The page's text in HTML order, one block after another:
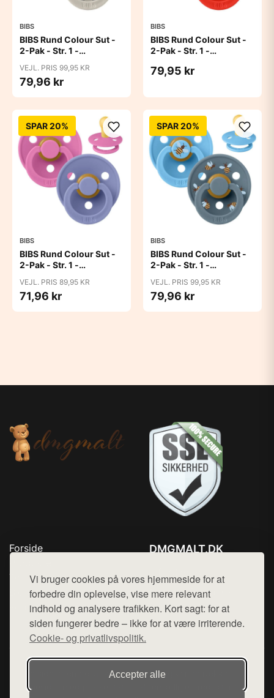
Vi bruger cookies på vores hjemmeside for at
forbedre din oplevelse, vise mere relevant
indhold og analysere trafikken. Kort sagt: for at
siden fungerer bedre – ikke for at være irriterende.
Cookie- og privatlivspolitik.
Accepter alle
BIBS
BIBS Rund Colour Sut -
2-Pak - Str. 1 -
Studio - Sand Mix
VEJL. PRIS 99,95 KR
79,96 kr
BIBS
BIBS Rund Colour Sut -
2-Pak - Str. 1 -
Blossom/Candy Apple
79,95 kr
SPAR 20%
BIBS
BIBS Rund Colour Sut -
2-Pak - Str. 1 -
Bubblegum/Peri
VEJL. PRIS 89,95 KR
71,96 kr
SPAR 20%
BIBS
BIBS Rund Colour Sut -
2-Pak - Str. 1 -
Bumblebee Studio -
Breeze Mix
VEJL. PRIS 99,95 KR
79,96 kr
Forside
Top Rabatter
Blog
Kontakt
DMGMALT.DK
Mail: hej@want.dk
Cookie- og privatlivspolitik
Denne side er en del af want.dk, der udgiver en række
hjemmesider med præsentation af forskellige produkter fra